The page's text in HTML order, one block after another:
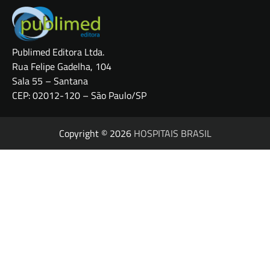
Publimed Editora Ltda.
Rua Felipe Gadelha, 104
Sala 55 – Santana
CEP: 02012-120 – São Paulo/SP
Copyright © 2026 HOSPITAIS BRASIL